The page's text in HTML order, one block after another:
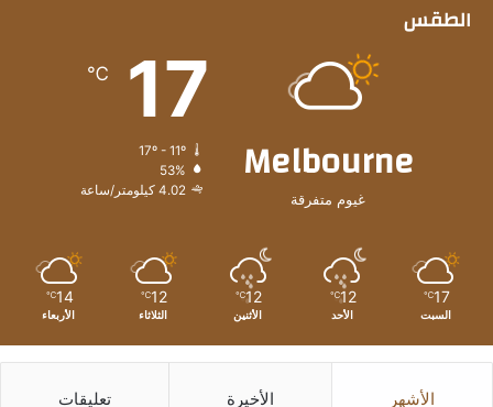
الطقس
Melbourne
غيوم متفرقة
17
℃
17º - 11º
53%
4.02 كيلومتر/ساعة
17
℃
السبت
12
℃
الأحد
12
℃
الأثنين
12
℃
الثلاثاء
14
℃
الأربعاء
الأشهر الأخيرة تعليقات